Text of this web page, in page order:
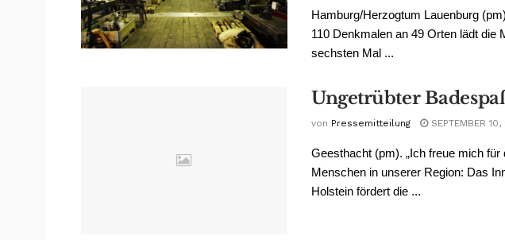
Hamburg/Herzogtum Lauenburg
110 Denkmalen an 49 Orten lädt die
sechsten Mal ...
Ungetrübter
von Pressemitteilung SEPTEMBER 10,
Geesthacht (pm). „Ich freue mich
Menschen in unserer Region: Das
Holstein fördert die ...